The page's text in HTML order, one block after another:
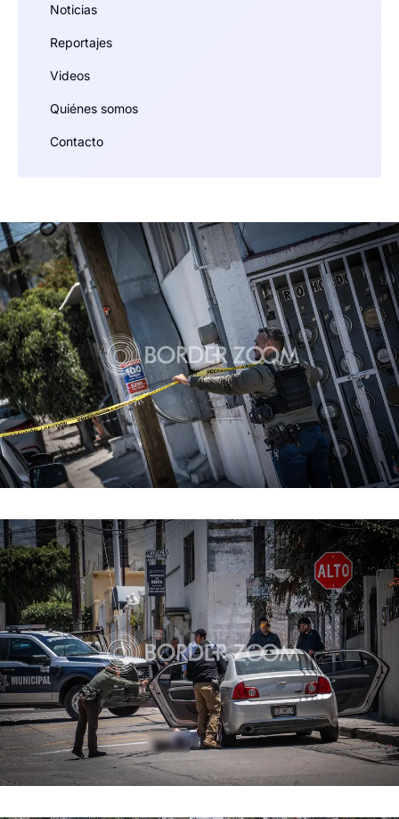
Noticias
Reportajes
Videos
Quiénes somos
Contacto